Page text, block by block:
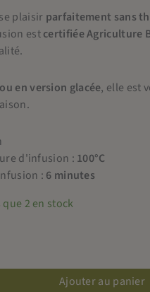
plaisir parfaitement sans
estcertifiée Agriculture
en version glacée, elle est
d'infusion : 100°C
: 6 minutes
que 2 en stock
Ajouter au panier